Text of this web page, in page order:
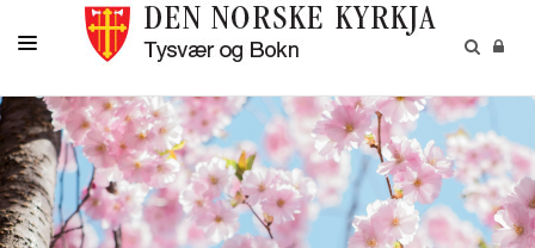
KALENDER
DÅP
KONFIRMASJON